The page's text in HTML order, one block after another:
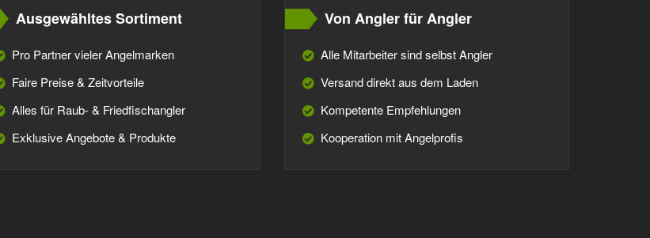
Ausgewähltes Sortiment
Pro Partner vieler Angelmarken
Faire Preise & Zeitvorteile
Alles für Raub- & Friedfischangler
Exklusive Angebote & Produkte
Von Angler für Angler
Alle Mitarbeiter sind selbst Angler
Versand direkt aus dem Laden
Kompetente Empfehlungen
Kooperation mit Angelprofis